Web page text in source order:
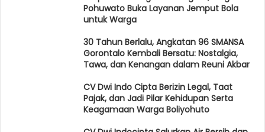
Pohuwato Buka Layanan Jemput Bola
untuk Warga
30 Tahun Berlalu, Angkatan 96 SMANSA
Gorontalo Kembali Bersatu: Nostalgia,
Tawa, dan Kenangan dalam Reuni Akbar
CV Dwi Indo Cipta Berizin Legal, Taat
Pajak, dan Jadi Pilar Kehidupan Serta
Keagamaan Warga Boliyohuto